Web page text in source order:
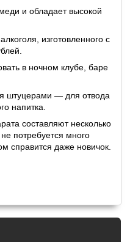
и обладает высокой
изготовленного с
в ночном клубе, баре
штуцерами — для отвода
напитка.
составляют несколько
потребуется много
справится даже новичок.